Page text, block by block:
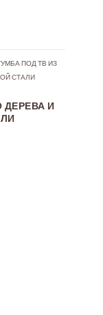
ПОД ТВ ИЗ
СТАЛИ
ДЕРЕВА И